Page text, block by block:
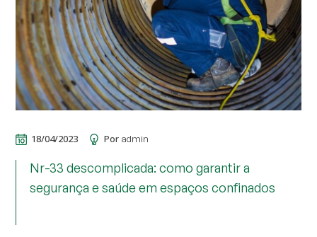
18/04/2023 Por admin
Nr-33 descomplicada: como garantir a
segurança e saúde em espaços confinados